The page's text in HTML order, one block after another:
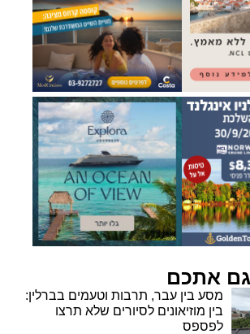
גם אתכם
מסע בין עבר, תרבות וטעמים בברלין:
בין מוזיאונים לסיורים שלא תרצו
לפספס